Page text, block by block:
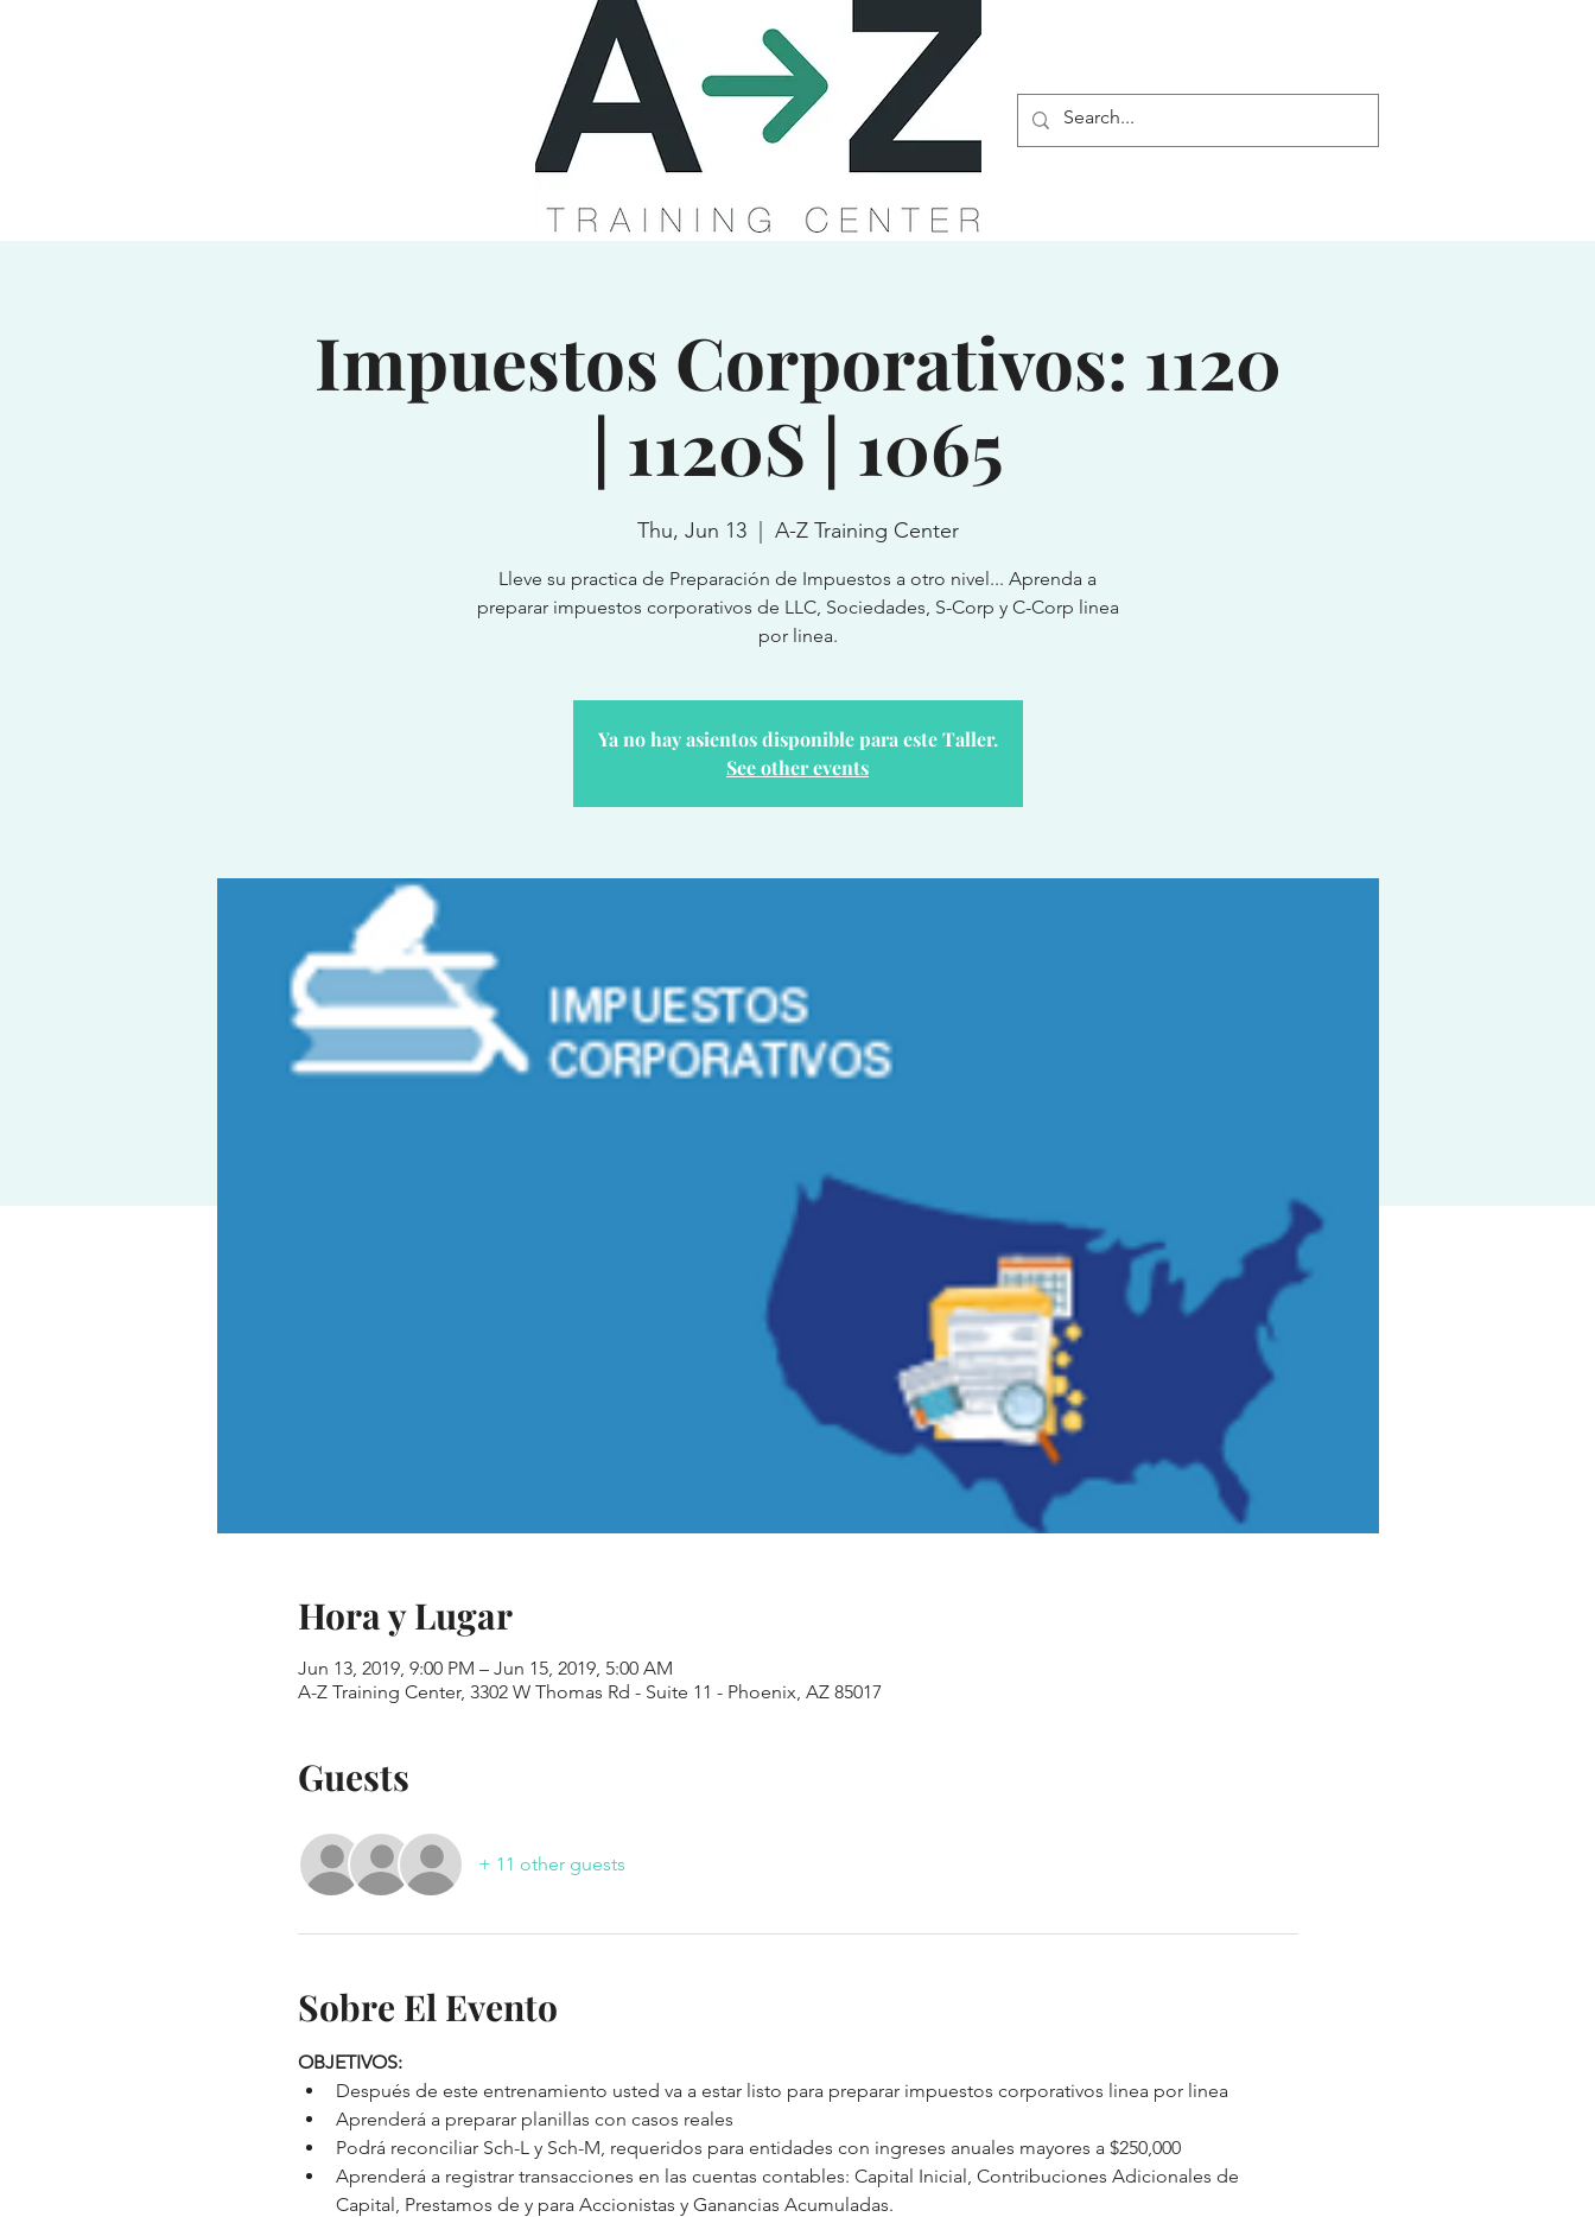
Impuestos Corporativos: 1120
| 1120S | 1065
Thu, Jun 13
  |
A-Z Training Center
Lleve su practica de Preparación de Impuestos a otro nivel... Aprenda a
preparar impuestos corporativos de LLC, Sociedades, S-Corp y C-Corp linea
por linea.
Ya no hay asientos disponible para este Taller.
See other events
Hora y Lugar
Jun 13, 2019, 9:00 PM – Jun 15, 2019, 5:00 AM
A-Z Training Center, 3302 W Thomas Rd - Suite 11 - Phoenix, AZ 85017
Guests
+ 11 other guests
Sobre El Evento
OBJETIVOS:
Después de este entrenamiento usted va a estar listo para preparar impuestos corporativos linea por linea
Aprenderá a preparar planillas con casos reales
Podrá reconciliar Sch-L y Sch-M, requeridos para entidades con ingreses anuales mayores a $250,000
Aprenderá a registrar transacciones en las cuentas contables: Capital Inicial, Contribuciones Adicionales de
Capital, Prestamos de y para Accionistas y Ganancias Acumuladas.